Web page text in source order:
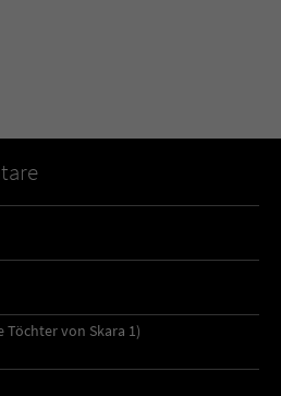
Töchter von Skara 1)
Kommentare einzelner Buchtitel
Medien GmbH & Co. KG